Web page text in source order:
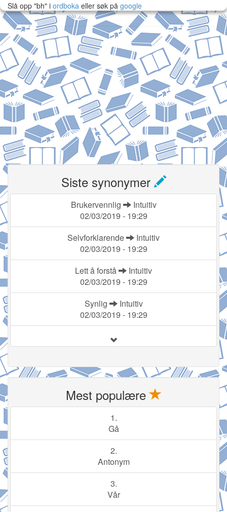
Slå opp "bh" i ordboka eller søk på google
Siste synonymer
Brukervennlig
Intuitiv
02/03/2019 - 19:29
Selvforklarende
Intuitiv
02/03/2019 - 19:29
Lett å forstå
Intuitiv
02/03/2019 - 19:29
Synlig
Intuitiv
02/03/2019 - 19:29
Mest populære
1.
Gå
2.
Antonym
3.
Vår